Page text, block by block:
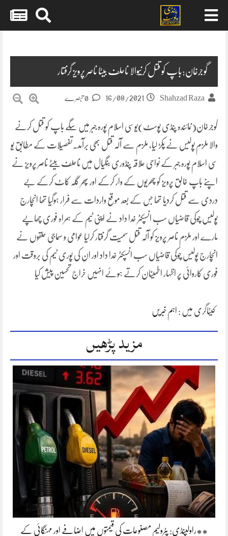
گوجرخان:باپ کو قتل کرنیوالا ناحلف بیٹا ناصر پرویز گرفتار
Shahzad Raza
16/08/2021
گوجرخان(نمائندہ پنڈی پوسٹ)یوسی اسلام پورہ جبر میں سگے باپ کو قتل کرنے
والا ملزم پولیس نے پکڑ لیا, ملزم سے آلہ قتل بھی برآمد.تفصیلات کے مطابق یو
سی اسلام پورہ جبر کے نواحی علاقہ پنڈوری بنگیال میں ناحلف بیٹے ناصر پرویز نے
اپنے باپ خالق پرویز کو چھریوں کے وار کرکے اور پھر گلہ کاٹ کرکے بے
دردی سے قتل کردیا تھا جس کے بعد موقع واردات سے فرار ہوگیا تھا انچارج
پولیس چوکی قاضیاں سب انسپکٹر خدا داد نے اپنی ٹیم کے ہمراہ فوری چھاپے
مارے اور ملزم ناصر پرویز کو آلہ قتل سمیت گرفتار کرلیا عوامی و سماجی حلقوں نے
انچارج پولیس چوکی قاضیاں سب انسپکٹر خدا داد اور ان کی پوری ٹیم کی بروقت اور
فوری کاروائی پر اظہار اطمینان کرتے ہوئے انہیں خراج تحسین پیش کیا
کیٹاگری میں : اہم خبریں
مزید پڑھیں
**راولپنڈی: پٹرولیم مصنوعات کی قیمتوں میں اضافے اور مہنگائی کے